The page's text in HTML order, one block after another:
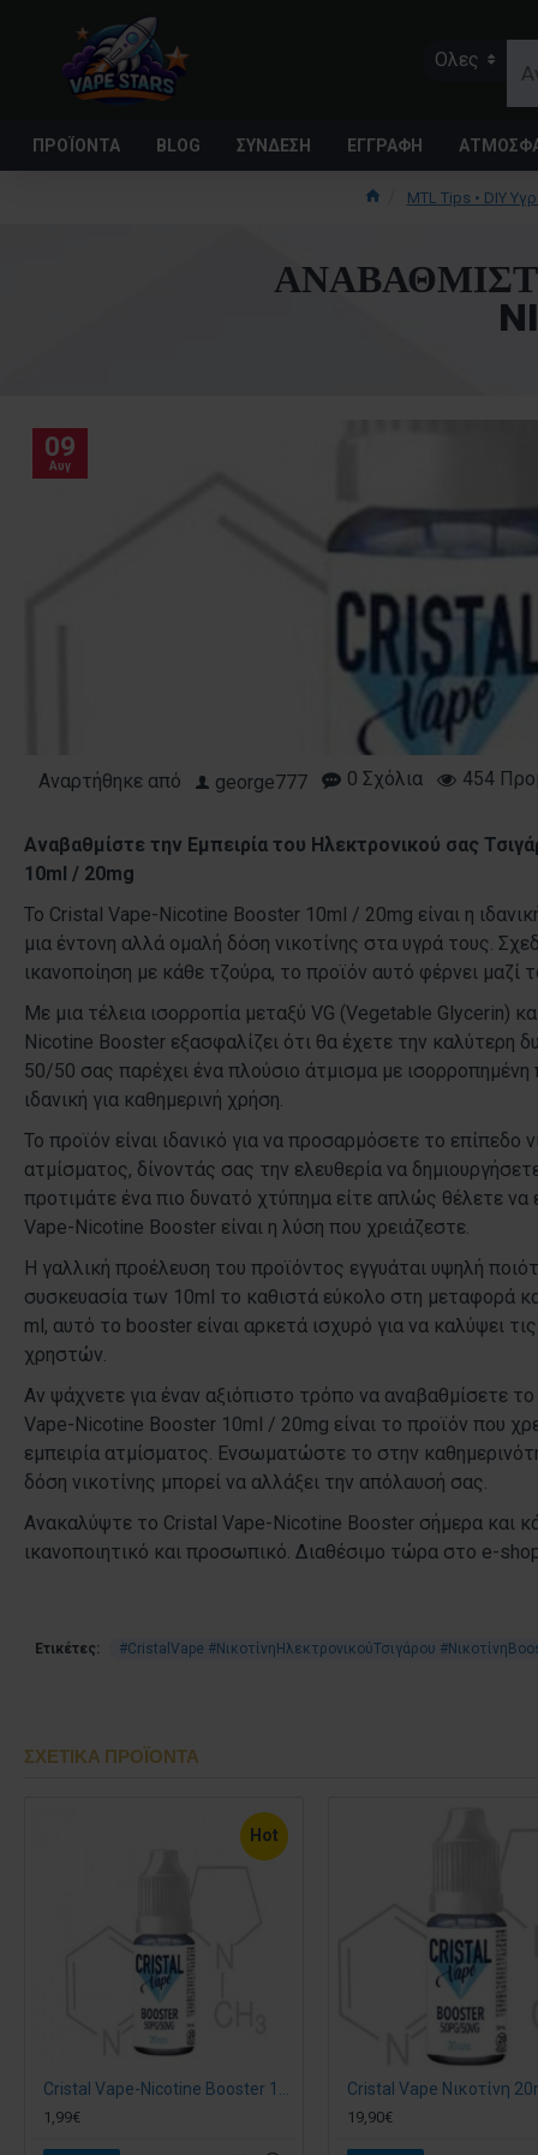
Ολες
ΠΡΟΪΌΝΤΑ BLOG ΣΥΝΔΕΣΗ ΕΓΓΡΑΦΗ
MTL Tips • DIY
09
Αυγ
Αναρτήθηκε από george777 0 Σχόλια 454
Αναβαθμίστε την Εμπειρία του Ηλεκτρονικού σας
10ml / 20mg
Το Cristal Vape-Nicotine Booster 10ml / 20mg είναι η
μια έντονη αλλά ομαλή δόση νικοτίνης στα υγρά τους.
ικανοποίηση με κάθε τζούρα, το προϊόν αυτό φέρνει μαζί
Με μια τέλεια ισορροπία μεταξύ VG (Vegetable Glycerin)
Nicotine Booster εξασφαλίζει ότι θα έχετε την καλύτερη
50/50 σας παρέχει ένα πλούσιο άτμισμα με
ιδανική για καθημερινή χρήση.
Το προϊόν είναι ιδανικό για να προσαρμόσετε το επίπεδο
ατμίσματος, δίνοντάς σας την ελευθερία να
προτιμάτε ένα πιο δυνατό χτύπημα είτε απλώς θέλετε
Vape-Nicotine Booster είναι η λύση που χρειάζεστε.
Η γαλλική προέλευση του προϊόντος εγγυάται υψηλή
συσκευασία των 10ml το καθιστά εύκολο στη μεταφορά
ml, αυτό το booster είναι αρκετά ισχυρό για να καλύψει
χρηστών.
Αν ψάχνετε για έναν αξιόπιστο τρόπο να αναβαθμίσετε
Vape-Nicotine Booster 10ml / 20mg είναι το προϊόν που
εμπειρία ατμίσματος. Ενσωματώστε το στην
δόση νικοτίνης μπορεί να αλλάξει την απόλαυσή σας.
Ανακαλύψτε το Cristal Vape-Nicotine Booster σήμερα και
ικανοποιητικό και προσωπικό. Διαθέσιμο τώρα στο e-
Ετικέτες: #CristalVape #ΝικοτίνηΗλεκτρονικούΤσιγάρου
ΣΧΕΤΙΚΆ ΠΡΟΪΌΝΤΑ
Hot
1,99€ 19,90€